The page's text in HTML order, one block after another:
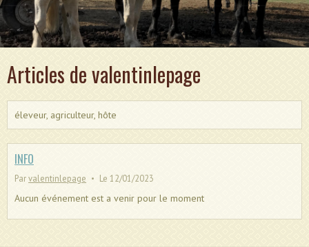
Articles de valentinlepage
éleveur, agriculteur, hôte
INFO
Parvalentinlepage Le 12/01/2023
Aucun événement est a venir pour le moment